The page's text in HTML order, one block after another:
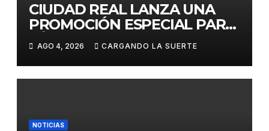
CIUDAD REAL LANZA UNA
PROMOCIÓN ESPECIAL PARA
JÓVENES MENORES DE 25
AÑOS EN LAS DOS GRANDES
CITAS DEL ABONO
AGO 4, 2026 CARGANDO LA SUERTE
NOTICIAS